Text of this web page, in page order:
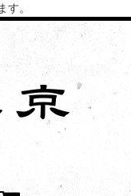
。